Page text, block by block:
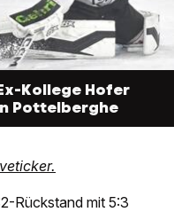
Kollege Hofer
Pottelberghe
Rückstand mit 5:3